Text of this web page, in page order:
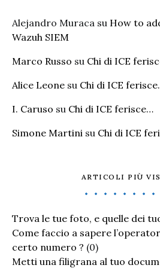
Alejandro Muraca su How to
Wazuh SIEM
Marco Russo su Chi di ICE
Alice Leone su Chi di ICE
I. Caruso su Chi di ICE ferisce…
Simone Martini su Chi di ICE
ARTICOLI PIÙ
Trova le tue foto, e quelle dei
Come faccio a sapere
certo numero ? (0)
Metti una filigrana al tuo